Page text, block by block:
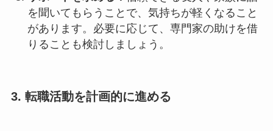
を聞いてもらうことで、気持ちが軽くなること
があります。必要に応じて、専門家の助けを借
りることも検討しましょう。
3. 転職活動を計画的に進める